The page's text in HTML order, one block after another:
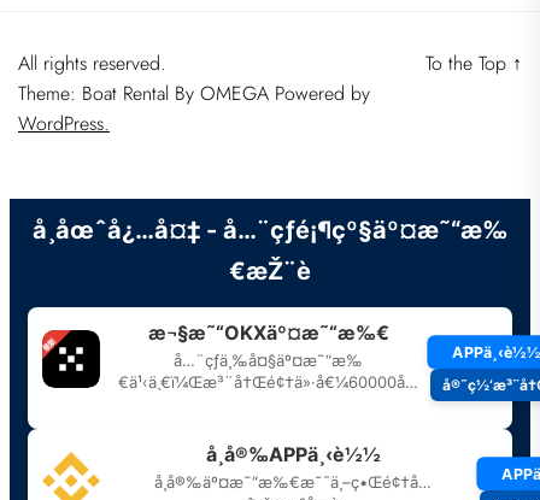
All rights reserved.
Theme: Boat Rental By OMEGA Powered by
WordPress.
To the Top ↑